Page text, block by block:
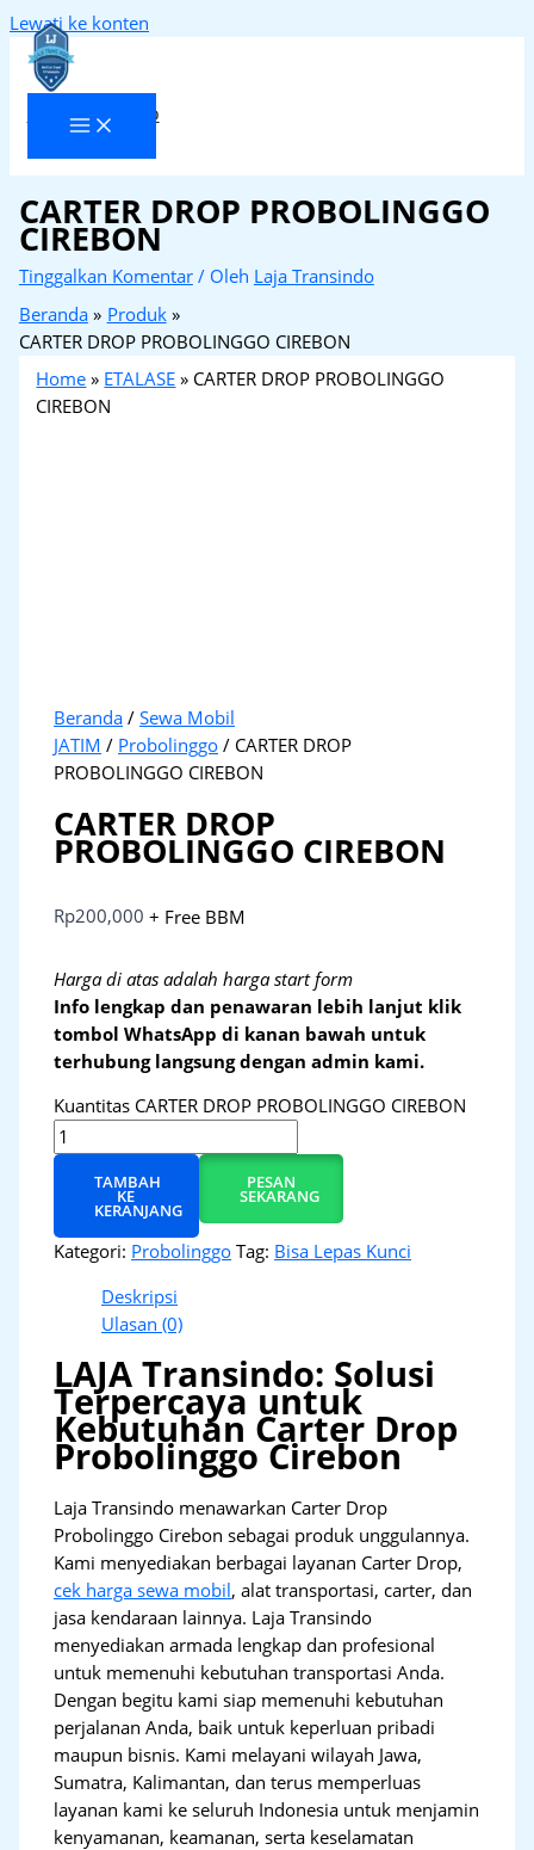
Lewati ke konten
Laja Transindo
CARTER DROP PROBOLINGGO
CIREBON
Tinggalkan Komentar / Oleh Laja Transindo
Beranda
Produk
CARTER DROP PROBOLINGGO CIREBON
Home » ETALASE » CARTER DROP PROBOLINGGO
CIREBON
Beranda /Sewa Mobil
JATIM / Probolinggo / CARTER DROP
PROBOLINGGO CIREBON
CARTER DROP
PROBOLINGGO CIREBON
Rp200,000 + Free BBM
Harga di atas adalah harga start form
Info lengkap dan penawaran lebih lanjut klik
tombol WhatsApp di kanan bawah untuk
terhubung langsung dengan admin kami.
Kuantitas CARTER DROP PROBOLINGGO CIREBON
TAMBAH
KE
KERANJANG
PESAN
SEKARANG
Kategori: Probolinggo Tag: Bisa Lepas Kunci
Deskripsi
Ulasan (0)
LAJA Transindo: Solusi
Terpercaya untuk
Kebutuhan Carter Drop
Probolinggo Cirebon
Laja Transindo menawarkan Carter Drop
Probolinggo Cirebon sebagai produk unggulannya.
Kami menyediakan berbagai layanan Carter Drop,
cek harga sewa mobil, alat transportasi, carter, dan
jasa kendaraan lainnya. Laja Transindo
menyediakan armada lengkap dan profesional
untuk memenuhi kebutuhan transportasi Anda.
Dengan begitu kami siap memenuhi kebutuhan
perjalanan Anda, baik untuk keperluan pribadi
maupun bisnis. Kami melayani wilayah Jawa,
Sumatra, Kalimantan, dan terus memperluas
layanan kami ke seluruh Indonesia untuk menjamin
kenyamanan, keamanan, serta keselamatan